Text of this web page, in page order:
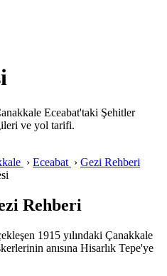
Eceabat'taki Şehitler
ve yol tarifi.
› Eceabat › Gezi Rehberi
Rehberi
1915 yılındaki Çanakkale
anısına Hisarlık Tepe'ye